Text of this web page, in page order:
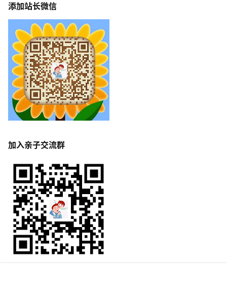
添加站长微信
加入亲子交流群